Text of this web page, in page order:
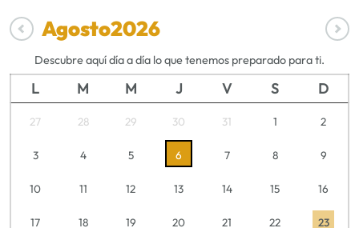
Agosto2026
Descubre aquí día a día lo que tenemos preparado para ti.
L M M J V S D
27 28 29 30 31 1 2
3 4 5 6 7 8 9
10 11 12 13 14 15 16
17 18 19 20 21 22 23